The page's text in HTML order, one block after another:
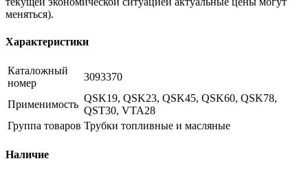
меняться).
Характеристики
Каталожный
номер
3093370
Применимость
QSK19, QSK23, QSK45, QSK60, QSK78,
QST30, VTA28
Группа товаров Трубки топливные и масляные
Наличие